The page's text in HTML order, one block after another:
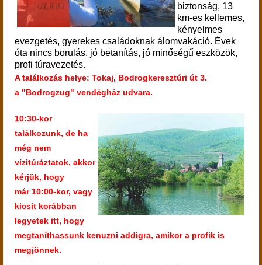
biztonság, 13
km-es kellemes,
kényelmes
evezgetés, gyerekes családoknak álomvakáció. Évek
óta nincs borulás, jó betanítás, jó minőségű eszközök,
profi túravezetés.
A találkozás helye: Tokaj, Bodrogkeresztúri út 3.
a "Bodrogzug" vendégház udvara.
10:30-kor
találkozunk, de ha
még nem
vízitúráztatok, akkor
kérjük, hogy
már 10:00-kor, vagy
kicsit korábban
legyetek itt, hogy
megtaníthassunk kenuzni addigra, amikor a profik is
megjönnek.